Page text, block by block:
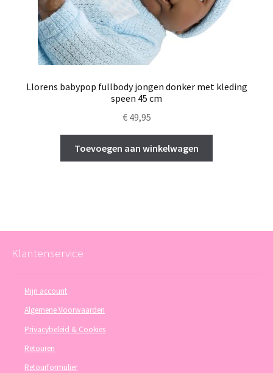
Llorens babypop fullbody jongen donker met kleding
speen 45 cm
€49,95
Toevoegen aan winkelwagen
Klantenservice
Mijn account
Algemene Voorwaarden
Privacybeleid & Cookies
Retouren
Retourformulier